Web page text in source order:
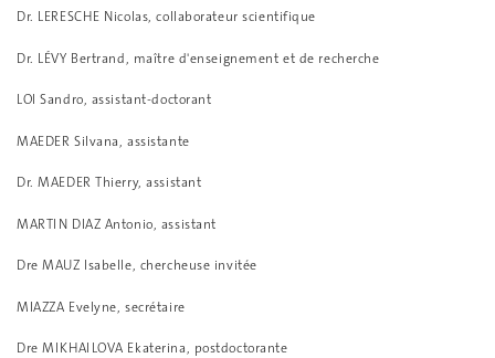
Dr. LERESCHE Nicolas, collaborateur scientifique
Dr. LÉVY Bertrand, maître d'enseignement et de recherche
LOI Sandro, assistant-doctorant
MAEDER Silvana, assistante
Dr. MAEDER Thierry, assistant
MARTIN DIAZ Antonio, assistant
Dre MAUZ Isabelle, chercheuse invitée
MIAZZA Evelyne, secrétaire
Dre MIKHAILOVA Ekaterina, postdoctorante